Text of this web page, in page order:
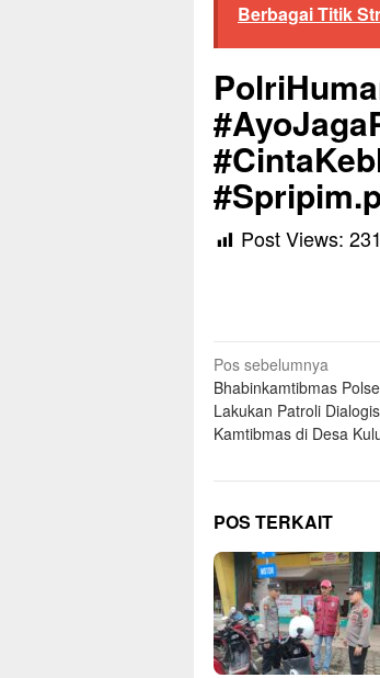
Berbagai Titik
Post Views: 231
Navigasi
pos
Pos sebelumnya
Bhabinkamtibmas
Lakukan Patroli
Kamtibmas di Desa
POS TERKAIT